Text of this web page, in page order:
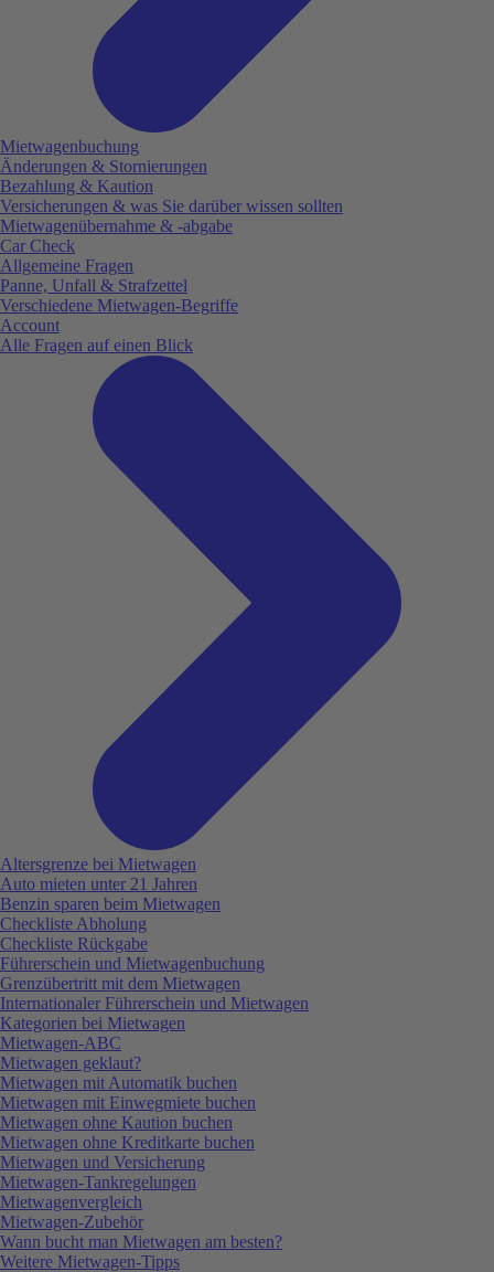
Mietwagenbuchung
Änderungen & Stornierungen
Bezahlung & Kaution
Versicherungen & was Sie darüber wissen sollten
Mietwagenübernahme & -abgabe
Car Check
Allgemeine Fragen
Panne, Unfall & Strafzettel
Verschiedene Mietwagen-Begriffe
Account
Alle Fragen auf einen Blick
Altersgrenze bei Mietwagen
Auto mieten unter 21 Jahren
Benzin sparen beim Mietwagen
Checkliste Abholung
Checkliste Rückgabe
Führerschein und Mietwagenbuchung
Grenzübertritt mit dem Mietwagen
Internationaler Führerschein und Mietwagen
Kategorien bei Mietwagen
Mietwagen-ABC
Mietwagen geklaut?
Mietwagen mit Automatik buchen
Mietwagen mit Einwegmiete buchen
Mietwagen ohne Kaution buchen
Mietwagen ohne Kreditkarte buchen
Mietwagen und Versicherung
Mietwagen-Tankregelungen
Mietwagenvergleich
Mietwagen-Zubehör
Wann bucht man Mietwagen am besten?
Weitere Mietwagen-Tipps